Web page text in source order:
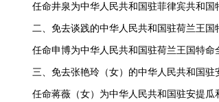
任命井泉为中华人民共和国驻菲律宾共和国
二、免去谈践的中华人民共和国驻荷兰王国
任命申博为中华人民共和国驻荷兰王国特命
三、免去张艳玲（女）的中华人民共和国驻
任命蒋薇（女）为中华人民共和国驻安提瓜